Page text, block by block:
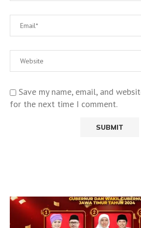
Save my name, email, and
for the next time I comment.